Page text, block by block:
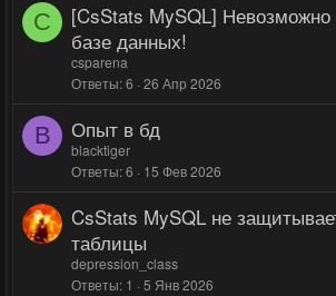
C
[CsStats MySQL] Невозможно
базе данных!
csparena
Ответы 6 26 Апр 2026
B Опыт в бд
blacktiger
Ответы 6 15 Фев 2026
CsStats MySQL не
таблицы
depression_class
Ответы 1 5 Янв 2026